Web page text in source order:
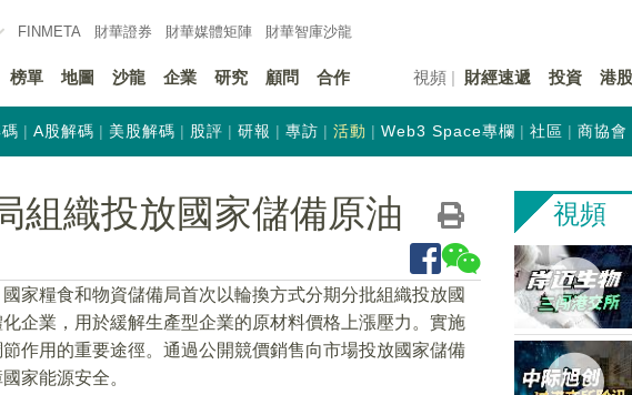
FINMETA 財華證券 財華媒體矩陣 財華智庫沙龍
榜單 地圖 沙龍 企業 研究 顧問 合作 視頻 財經速遞 投資 港
A股解碼 美股解碼 股評 研報 專訪 活動 Web3 Space專欄 社區 商協會
組織投放國家儲備原油
家糧食和物資儲備局首次以輪換方式分期分批組織投放國
企業，用於緩解生產型企業的原材料價格上漲壓力。實施
作用的重要途徑。通過公開競價銷售向市場投放國家儲備
家能源安全。
視頻